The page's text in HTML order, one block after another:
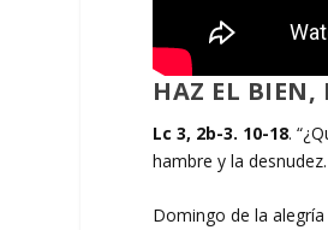
HAZ EL BIEN,
Lc 3, 2b-3. 10-18.
hambre y la
Domingo de la